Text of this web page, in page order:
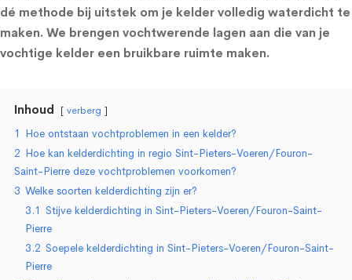
dé methode bij uitstek om je kelder volledig waterdicht te
maken. We brengen vochtwerende lagen aan die van je
vochtige kelder een bruikbare ruimte maken.
Inhoud verberg
1 Hoe ontstaan vochtproblemen in een kelder?
2 Hoe kan kelderdichting in regio Sint-Pieters-Voeren/Fouron-
Saint-Pierre deze vochtproblemen voorkomen?
3 Welke soorten kelderdichting zijn er?
3.1 Stijve kelderdichting in Sint-Pieters-Voeren/Fouron-Saint-
Pierre
3.2 Soepele kelderdichting in Sint-Pieters-Voeren/Fouron-Saint-
Pierre